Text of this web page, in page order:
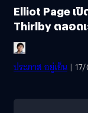
Elliot Page เ
Thirlby ตลอดเ
ประภาส อยู่เย็น |